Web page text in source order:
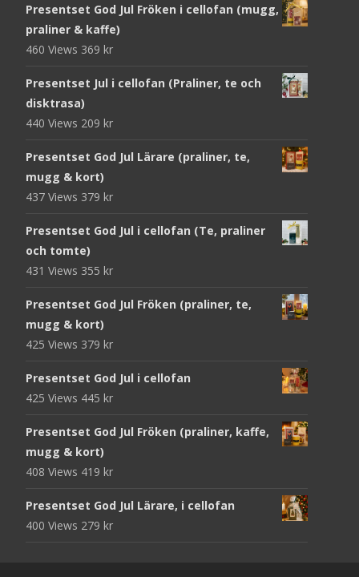
Presentset God Jul Fröken i cellofan (mugg,
praliner & kaffe)
460 Views 369 kr
Presentset Jul i cellofan (Praliner, te och
disktrasa)
440 Views 209 kr
Presentset God Jul Lärare (praliner, te,
mugg & kort)
437 Views 379 kr
Presentset God Jul i cellofan (Te, praliner
och tomte)
431 Views 355 kr
Presentset God Jul Fröken (praliner, te,
mugg & kort)
425 Views 379 kr
Presentset God Jul i cellofan
425 Views 445 kr
Presentset God Jul Fröken (praliner, kaffe,
mugg & kort)
408 Views 419 kr
Presentset God Jul Lärare, i cellofan
400 Views 279 kr